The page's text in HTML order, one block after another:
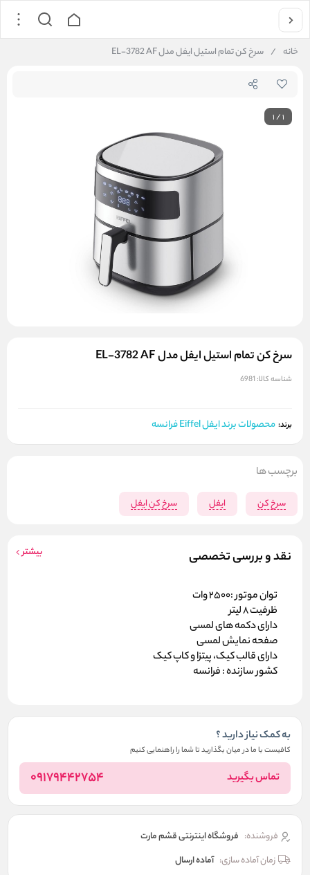
خانه / سرخ کن تمام استیل ایفل مدل EL-3782 AF
1/1
سرخ کن تمام استیل ایفل مدل EL-3782 AF
شناسه کالا: 6981
برند: محصولات برند ایفل Eiffel فرانسه
نقد و بررسی تخصصی بیشتر
توان موتور :2500 وات
ظرفیت 8 لیتر
دارای دکمه های لمسی
صفحه نمایش لمسی
دارای قالب کیک، پیتزا و کاپ کیک
کشور سازنده : فرانسه
به کمک نیاز دارید ؟
کافیست با ما در میان بگذارید تا شما را راهنمایی کنیم
تماس بگیرید 09179442754
فروشنده: فروشگاه اینترنتی قشم مارت
زمان آماده سازی: آماده ارسال
برچسب ها
سرخ کن ایفل سرخ کن ایفل